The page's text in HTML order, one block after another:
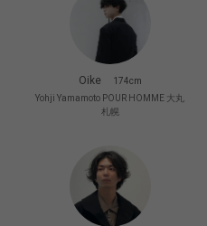
Oike
174cm
Yohji Yamamoto POUR HOMME 大丸
札幌